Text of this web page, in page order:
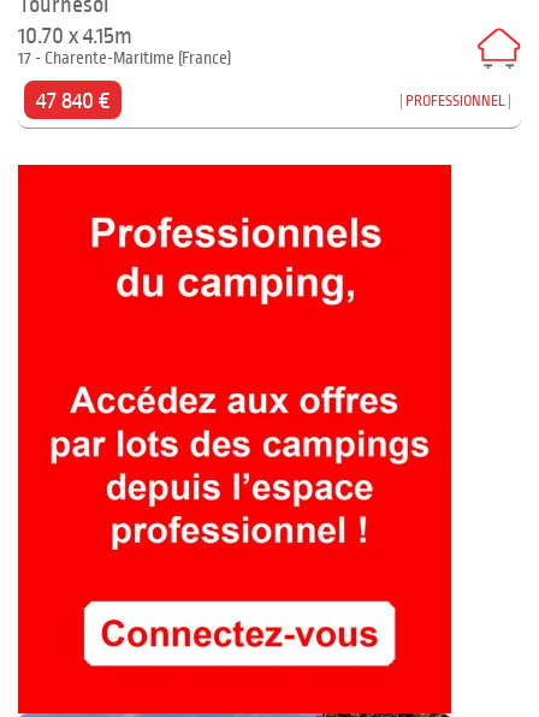
10.70 x 4.15m
17 - Charente-Maritime (France)
47 840 € PROFESSIONNEL